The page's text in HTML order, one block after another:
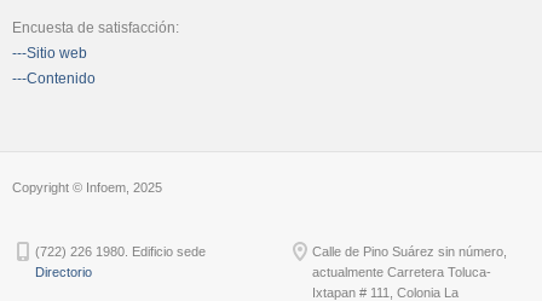
Encuesta de satisfacción:
---Sitio web
---Contenido
Copyright © Infoem, 2025
(722) 226 1980. Edificio sede
Directorio
Calle de Pino Suárez sin número,
actualmente Carretera Toluca-
Ixtapan # 111, Colonia La